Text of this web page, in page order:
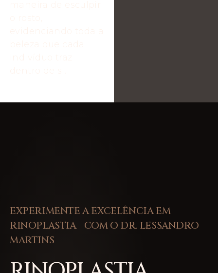
EXPERIMENTE A EXCELÊNCIA EM
RINOPLASTIA COM O DR. LESSANDRO
MARTINS